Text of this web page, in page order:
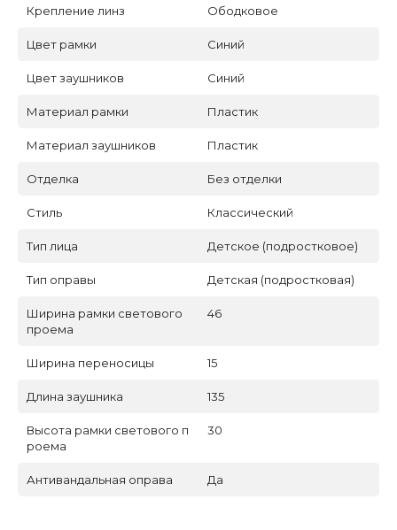
Крепление линз Ободковое
Цвет рамки Синий
Цвет заушников Синий
Материал рамки Пластик
Материал заушников Пластик
Отделка Без отделки
Стиль Классический
Тип лица Детское (подростковое)
Тип оправы Детская (подростковая)
Ширина рамки светового
проема
46
Ширина переносицы 15
Длина заушника 135
Высота рамки светового п
роема
30
Антивандальная оправа Да